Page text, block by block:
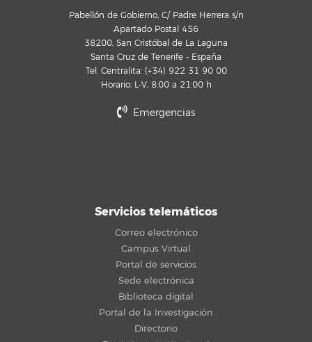
Pabellón de Gobierno, C/ Padre Herrera s/n
Apartado Postal 456
38200, San Cristóbal de La Laguna
Santa Cruz de Tenerife - España
Tel. Centralita: (+34) 922 31 90 00
Horario: L-V, 8:00 a 21:00 h
Emergencias
Servicios telemáticos
Correo electrónico
Campus Virtual
Portal de servicios
Sede electrónica
Biblioteca digital
Portal de la Investigación
Directorio